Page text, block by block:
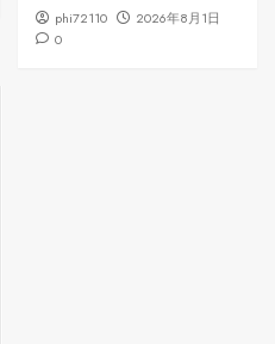
phi72110
2026年8月1日
0